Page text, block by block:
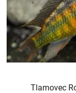
Tlamovec